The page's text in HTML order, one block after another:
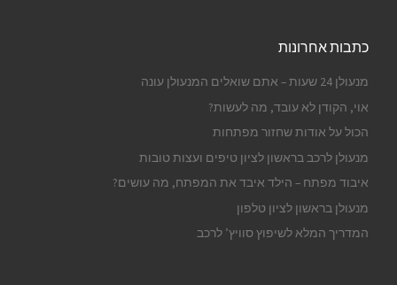
כתבות אחרונות
מנעולן 24 שעות – אתם שואלים המנעולן עונה
אוי, הקודן לא עובד, מה לעשות?
הכול על אודות שחזור מפתחות
מנעולן לרכב בראשון לציון טיפים ועצות טובות
איבוד מפתח – הילד איבד את המפתח, מה עושים?
מנעולן בראשון לציון טלפון
המדריך המלא לשיפוץ סוויץ’ לרכב